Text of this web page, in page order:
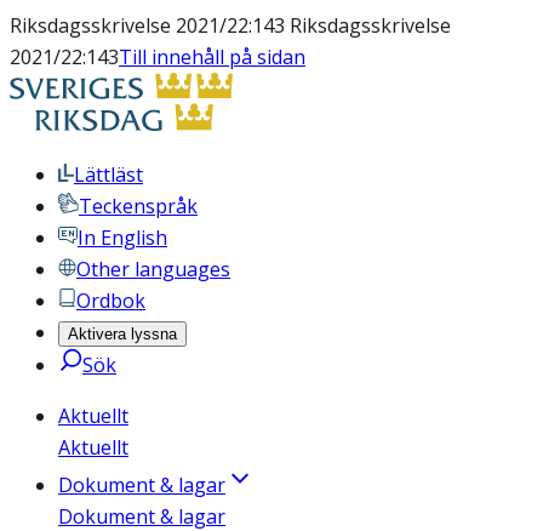
Riksdagsskrivelse 2021/22:143 Riksdagsskrivelse
2021/22:143Till innehåll på sidan
Lättläst
Teckenspråk
In English
Other languages
Ordbok
Aktivera lyssna
Sök
Aktuellt
Aktuellt
Dokument & lagar
Dokument & lagar